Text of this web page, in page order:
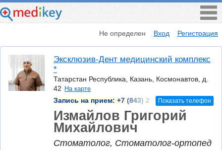
Не определен Вход Регистрация
Эксклюзив-Дент медицинский комплекс
*
Татарстан Республика, Казань, Космонавтов, д.
42 На карте
Запись на прием: +7 (843) 2 Показать телефон
Измайлов Григорий
Михайлович
Стоматолог, Стоматолог-ортопед